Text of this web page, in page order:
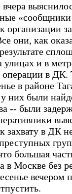
организации
они, как
улицах и в
операции в
в районе
них были
-- были
захвату в ДК
большая
в Москве без
вечером